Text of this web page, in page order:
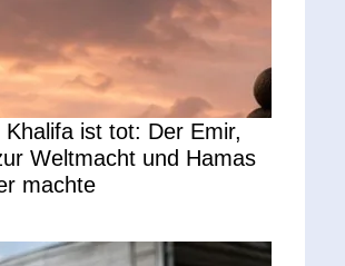
Khalifa ist tot: Der Emir,
Weltmacht und Hamas
machte